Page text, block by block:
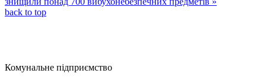
back to top
Комунальне підприємство